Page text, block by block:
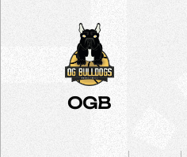
OGB